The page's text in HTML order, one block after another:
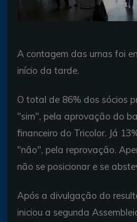
A contagem das urnas foi
início da tarde.
O total de 86% dos sócios
"sim", pela aprovação do
financeiro do Tricolor. Já
"não", pela reprovação.
não se posicionar e se
Após a divulgação do
iniciou a segunda